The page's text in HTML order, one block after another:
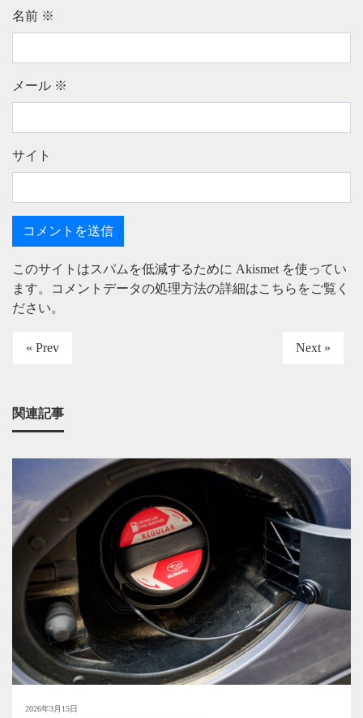
名前 ※
メール ※
サイト
このサイトはスパムを低減するために Akismet を使ってい
ます。
コメントデータの処理方法の詳細はこちらをご覧く
ださい。
« Prev Next »
関連記事
2026年3月15日